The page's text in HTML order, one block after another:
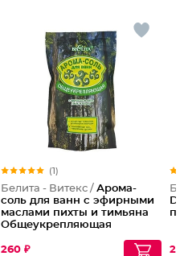
(1)
Белита - Витекс / Арома-
соль для ванн с эфирными
маслами пихты и тимьяна
Общеукрепляющая
260 ₽